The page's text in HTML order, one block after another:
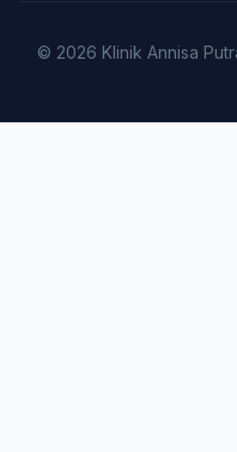
© 2026 Klinik Annisa